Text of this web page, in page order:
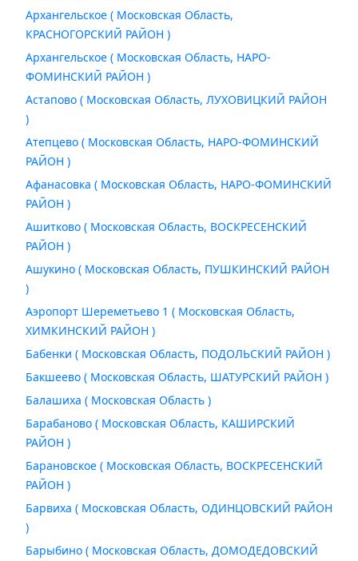
Архангельское ( Московская Область,
КРАСНОГОРСКИЙ РАЙОН )
Архангельское ( Московская Область, НАРО-
ФОМИНСКИЙ РАЙОН )
Астапово ( Московская Область, ЛУХОВИЦКИЙ РАЙОН
)
Атепцево ( Московская Область, НАРО-ФОМИНСКИЙ
РАЙОН )
Афанасовка ( Московская Область, НАРО-ФОМИНСКИЙ
РАЙОН )
Ашитково ( Московская Область, ВОСКРЕСЕНСКИЙ
РАЙОН )
Ашукино ( Московская Область, ПУШКИНСКИЙ РАЙОН
)
Аэропорт Шереметьево 1 ( Московская Область,
ХИМКИНСКИЙ РАЙОН )
Бабенки ( Московская Область, ПОДОЛЬСКИЙ РАЙОН )
Бакшеево ( Московская Область, ШАТУРСКИЙ РАЙОН )
Балашиха ( Московская Область )
Барабаново ( Московская Область, КАШИРСКИЙ
РАЙОН )
Барановское ( Московская Область, ВОСКРЕСЕНСКИЙ
РАЙОН )
Барвиха ( Московская Область, ОДИНЦОВСКИЙ РАЙОН
)
Барыбино ( Московская Область, ДОМОДЕДОВСКИЙ